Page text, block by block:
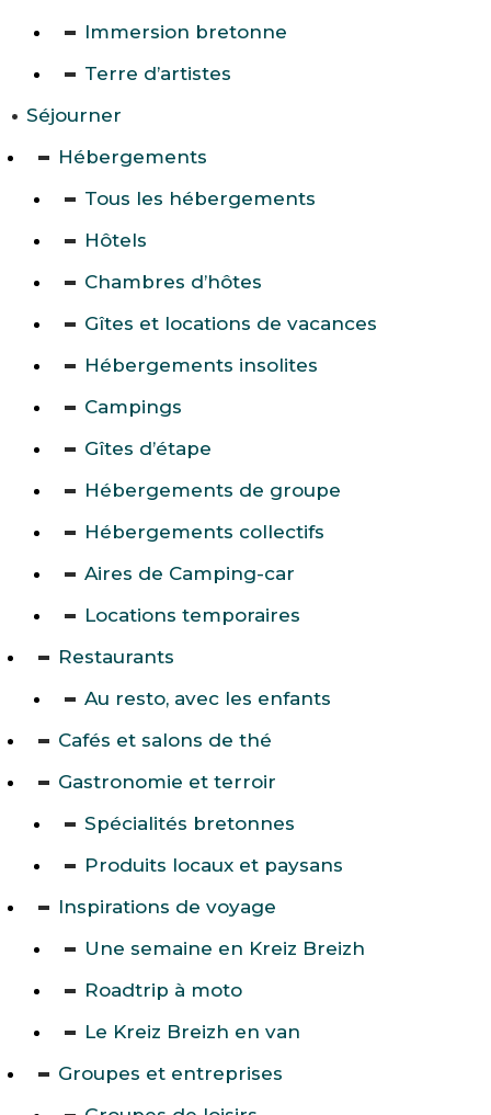
Immersion bretonne
Terre d’artistes
Séjourner
Hébergements
Tous les hébergements
Hôtels
Chambres d’hôtes
Gîtes et locations de vacances
Hébergements insolites
Campings
Gîtes d’étape
Hébergements de groupe
Hébergements collectifs
Aires de Camping-car
Locations temporaires
Restaurants
Au resto, avec les enfants
Cafés et salons de thé
Gastronomie et terroir
Spécialités bretonnes
Produits locaux et paysans
Inspirations de voyage
Une semaine en Kreiz Breizh
Roadtrip à moto
Le Kreiz Breizh en van
Groupes et entreprises